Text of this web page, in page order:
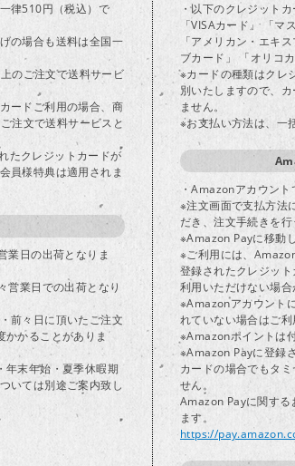
律510円（税込）で
の場合も送料は全国一
のご注文で送料サービ
ードご利用の場合、商
注文で送料サービスと
たクレジットカードが
員様特典は適用されま
業日の出荷となりま
営業日での出荷となり
前々日に頂いたご注文
かることがありま
末年始・夏季休暇期
いては別途ご案内致し
・以下のクレジット
「VISAカード」 「マ
「アメリカン・エキ
ブカード」 「オリコカ
※カードの種類はクレ
別いたしますので、
ません。
※お支払い方法は、一
・Amazonアカウン
※注文画面で支払方法
だき、注文手続きを行
※Amazon Payに移動
※ご利用には、
登録されたクレジッ
利用いただけない場合
※Amazonアカウント
れていない場合はご利
※Amazonポイントは
※Amazon Payに登録
カードの場合でもタ
せん。
Amazon Payに関する
ます。
https://